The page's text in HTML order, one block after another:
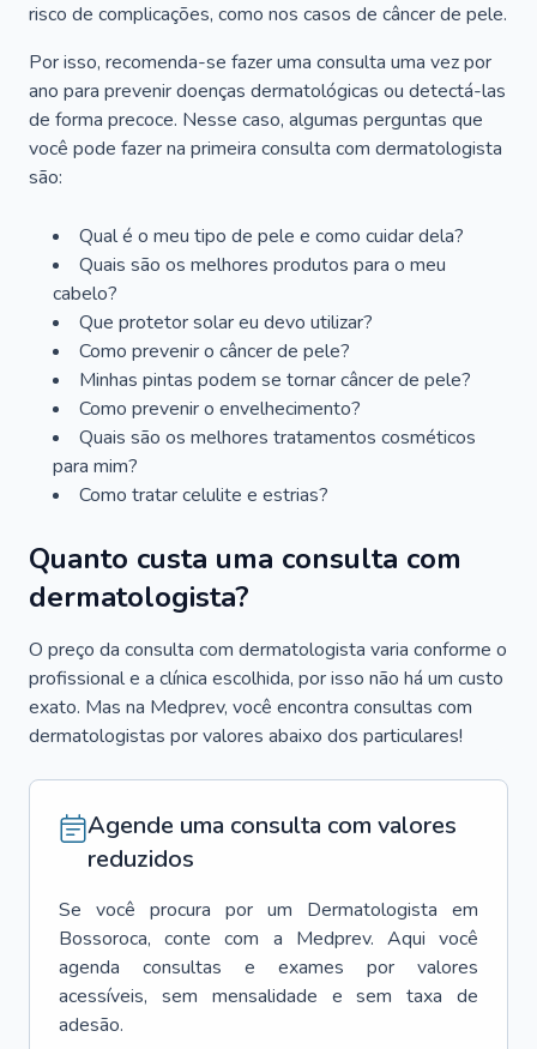
risco de complicações, como nos casos de câncer de pele.
Por isso, recomenda-se fazer uma consulta uma vez por
ano para prevenir doenças dermatológicas ou detectá-las
de forma precoce. Nesse caso, algumas perguntas que
você pode fazer na primeira consulta com dermatologista
são:
Qual é o meu tipo de pele e como cuidar dela?
Quais são os melhores produtos para o meu
cabelo?
Que protetor solar eu devo utilizar?
Como prevenir o câncer de pele?
Minhas pintas podem se tornar câncer de pele?
Como prevenir o envelhecimento?
Quais são os melhores tratamentos cosméticos
para mim?
Como tratar celulite e estrias?
Quanto custa uma consulta com
dermatologista?
O preço da consulta com dermatologista varia conforme o
profissional e a clínica escolhida, por isso não há um custo
exato. Mas na Medprev, você encontra consultas com
dermatologistas por valores abaixo dos particulares!
Agende uma consulta com valores
reduzidos
Se você procura por um Dermatologista em
Bossoroca, conte com a Medprev. Aqui você
agenda consultas e exames por valores
acessíveis, sem mensalidade e sem taxa de
adesão.